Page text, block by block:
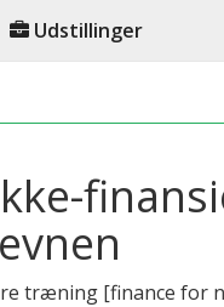
Udstillinger
træning [finance for